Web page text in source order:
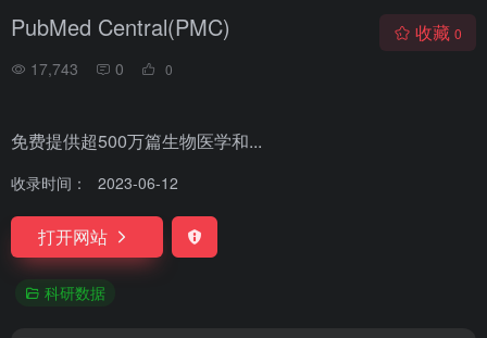
PubMed Central(PMC)
17,743 0 0
收藏 0
免费提供超500万篇生物医学和...
收录时间： 2023-06-12
打开网站
科研数据